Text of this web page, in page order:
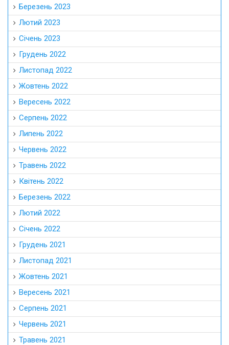
Березень 2023
Лютий 2023
Січень 2023
Грудень 2022
Листопад 2022
Жовтень 2022
Вересень 2022
Серпень 2022
Липень 2022
Червень 2022
Травень 2022
Квітень 2022
Березень 2022
Лютий 2022
Січень 2022
Грудень 2021
Листопад 2021
Жовтень 2021
Вересень 2021
Серпень 2021
Червень 2021
Травень 2021